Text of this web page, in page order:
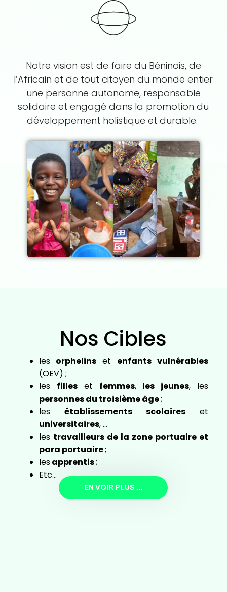
Notre vision est de faire du Béninois, de
l’Africain et de tout citoyen du monde entier
une personne autonome, responsable
solidaire et engagé dans la promotion du
développement holistique et durable.
Nos Cibles
lesorphelinset enfants vulnérables
(OEV) ;
les filleset femmes, les jeunes, les
personnes du troisième âge;
les établissements scolaires et
universitaires, …
les travailleurs de la zone portuaire et
para portuaire;
lesapprentis;
Etc…
EN VOIR PLUS ...